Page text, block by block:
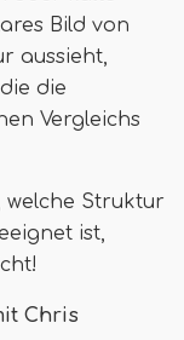
Bild von
aussieht,
die
Vergleichs
welche Struktur
ist,
Chris